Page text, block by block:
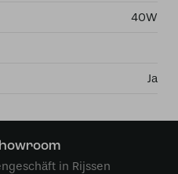
40W
Ja
in Rijssen